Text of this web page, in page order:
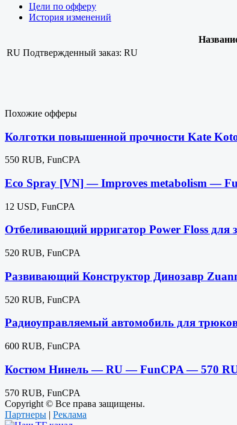
Цели по офферу
История изменений
RU Подтвержденный заказ: RU
Похожие офферы
Колготки повышенной прочности Kate
550 RUB, FunCPA
Eco Spray [VN] — Improves metabolism —
12 USD, FunCPA
Отбеливающий ирригатор Power Floss
520 RUB, FunCPA
Развивающий Конструктор Динозавр
520 RUB, FunCPA
Радиоуправляемый автомобиль для
600 RUB, FunCPA
Костюм Нинель — RU — FunCPA — 570
570 RUB, FunCPA
Copyright © Все права защищены.
Партнеры | Реклама